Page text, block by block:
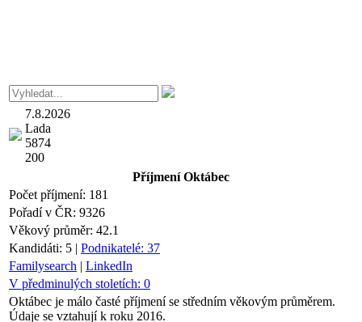
7.8.2026
Lada
5874
200
PříjmeníOktábec
Počet příjmení: 181
Pořadí v ČR: 9326
Věkový průměr: 42.1
Kandidáti: 5 | Podnikatelé: 37
Familysearch | LinkedIn
V předminulých stoletích: 0
Oktábec je málo časté příjmení se středním věkovým průměrem.
Údaje se vztahují k roku 2016.